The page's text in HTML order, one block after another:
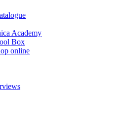
Academy
Box
online